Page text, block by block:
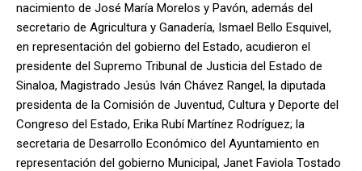
nacimiento de José María Morelos y Pavón, además del
secretario de Agricultura y Ganadería, Ismael Bello Esquivel,
en representación del gobierno del Estado, acudieron el
presidente del Supremo Tribunal de Justicia del Estado de
Sinaloa, Magistrado Jesús Iván Chávez Rangel, la diputada
presidenta de la Comisión de Juventud, Cultura y Deporte del
Congreso del Estado, Erika Rubí Martínez Rodríguez; la
secretaria de Desarrollo Económico del Ayuntamiento en
representación del gobierno Municipal, Janet Faviola Tostado